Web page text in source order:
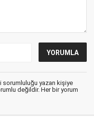
sorumluluğu yazan kişiye
değildir. Her bir yorum